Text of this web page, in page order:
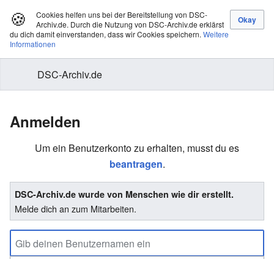
🍪
Cookies helfen uns bei der Bereitstellung von DSC-
Archiv.de. Durch die Nutzung von DSC-Archiv.de erklärst
du dich damit einverstanden, dass wir Cookies speichern. Weitere
Informationen
DSC-Archiv.de
Anmelden
Um ein Benutzerkonto zu erhalten, musst du es
beantragen.
DSC-Archiv.de wurde von Menschen wie dir erstellt.
Melde dich an zum Mitarbeiten.